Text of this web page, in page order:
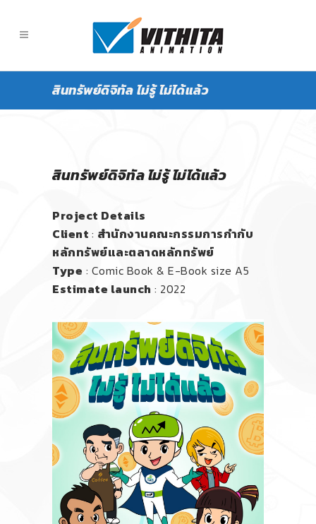
สินทรัพย์ดิจิทัล ไม่รู้ ไม่ได้แล้ว
สินทรัพย์ดิจิทัล ไม่รู้ ไม่ได้แล้ว
Project Details
Client : ​ สำนักงานคณะกรรมการกำกับ
หลักทรัพย์และตลาดหลักทรัพย์
Type : Comic Book & E-Book size A5
Estimate launch : 2022